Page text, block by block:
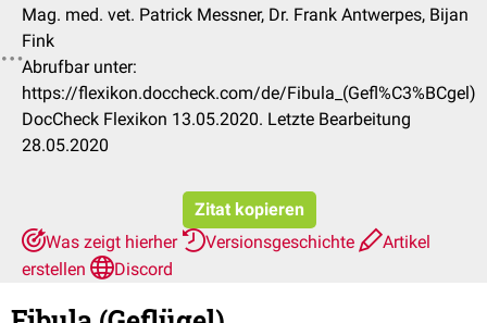
Mag. med. vet. Patrick Messner, Dr. Frank Antwerpes, Bijan
Fink
Abrufbar unter:
https://flexikon.doccheck.com/de/Fibula_(Gefl%C3%BCgel)
DocCheck Flexikon 13.05.2020. Letzte Bearbeitung
28.05.2020
Zitat kopieren
Was zeigt hierher
Versionsgeschichte
Artikel
erstellen
Discord